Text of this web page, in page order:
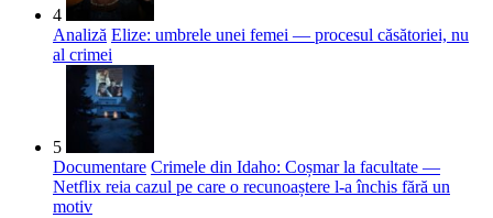
4
Analiză Elize: umbrele unei femei — procesul căsătoriei, nu
al crimei
5
Documentare Crimele din Idaho: Coșmar la facultate —
Netflix reia cazul pe care o recunoaștere l-a închis fără un
motiv